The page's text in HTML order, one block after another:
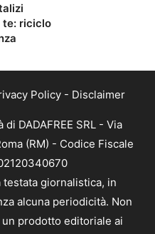
te: riciclo
Policy - Disclaimer
DADAFREE SRL - Via
(RM) - Codice Fiscale
giornalistica, in
alcuna periodicità. Non
prodotto editoriale ai